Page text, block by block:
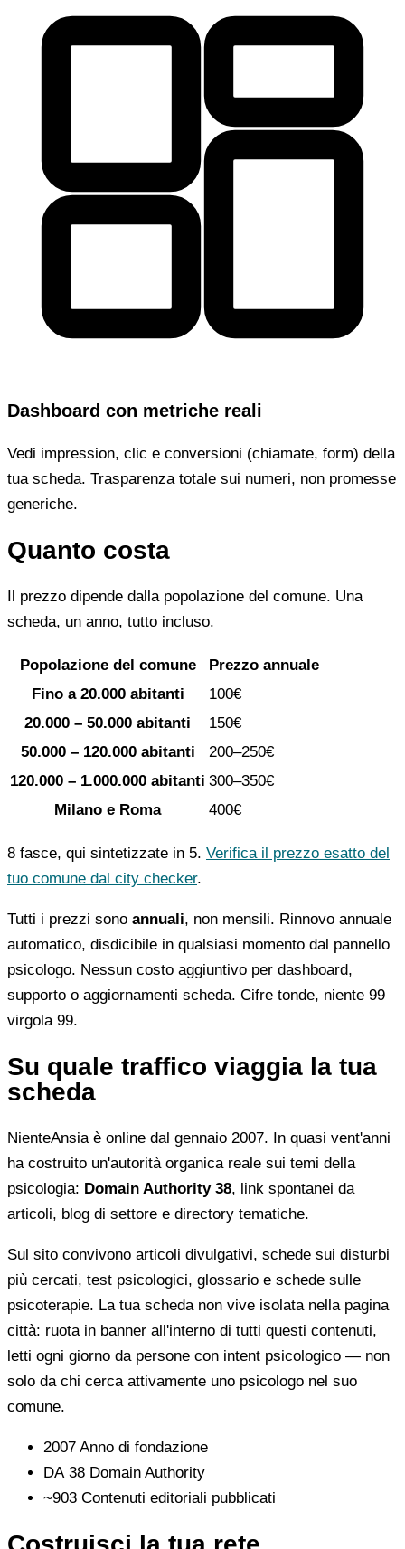
Dashboard con metriche reali
Vedi impression, clic e conversioni (chiamate, form) della
tua scheda. Trasparenza totale sui numeri, non promesse
generiche.
Quanto costa
Il prezzo dipende dalla popolazione del comune. Una
scheda, un anno, tutto incluso.
Popolazione del comune
Prezzo annuale
Fino a 20.000 abitanti
100€
20.000 – 50.000 abitanti
150€
50.000 – 120.000 abitanti
200–250€
120.000 – 1.000.000 abitanti 300–350€
Milano e Roma
400€
8 fasce, qui sintetizzate in 5. Verifica il prezzo esatto del
tuo comune dal city checker.
Tutti i prezzi sono annuali, non mensili. Rinnovo annuale
automatico, disdicibile in qualsiasi momento dal pannello
psicologo. Nessun costo aggiuntivo per dashboard,
supporto o aggiornamenti scheda. Cifre tonde, niente 99
virgola 99.
Su quale traffico viaggia la tua
scheda
NienteAnsia è online dal gennaio 2007. In quasi vent'anni
ha costruito un'autorità organica reale sui temi della
psicologia: Domain Authority 38, link spontanei da
articoli, blog di settore e directory tematiche.
Sul sito convivono articoli divulgativi, schede sui disturbi
più cercati, test psicologici, glossario e schede sulle
psicoterapie. La tua scheda non vive isolata nella pagina
città: ruota in banner all'interno di tutti questi contenuti,
letti ogni giorno da persone con intent psicologico — non
solo da chi cerca attivamente uno psicologo nel suo
comune.
2007 Anno di fondazione
DA 38 Domain Authority
~903 Contenuti editoriali pubblicati